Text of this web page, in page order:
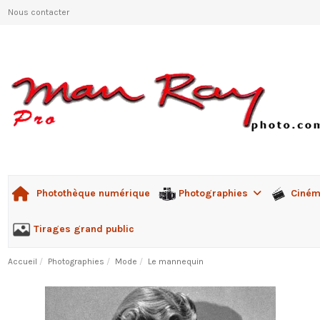
Nous contacter
Photothèque numérique Photographies
Tirages grand public
Accueil Photographies Mode Le mannequin